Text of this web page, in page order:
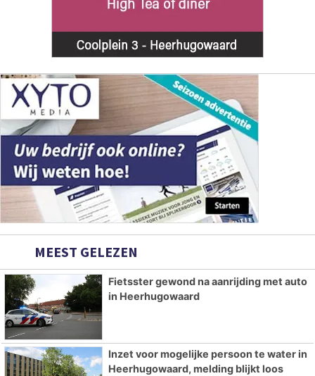
MEEST GELEZEN
Fietsster gewond na aanrijding met auto
in Heerhugowaard
Inzet voor mogelijke persoon te water in
Heerhugowaard, melding blijkt loos